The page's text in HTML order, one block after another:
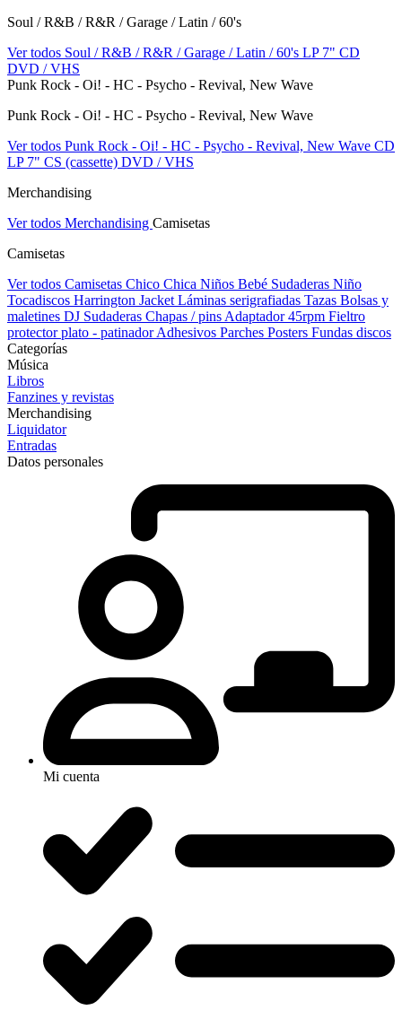
Soul / R&B / R&R / Garage / Latin / 60's
Ver todos Soul / R&B / R&R / Garage / Latin / 60's LP 7" CD
DVD / VHS
Punk Rock - Oi! - HC - Psycho - Revival, New Wave
Punk Rock - Oi! - HC - Psycho - Revival, New Wave
Ver todos Punk Rock - Oi! - HC - Psycho - Revival, New Wave CD
LP 7" CS (cassette) DVD / VHS
Merchandising
Ver todos Merchandising Camisetas
Camisetas
Ver todos Camisetas Chico Chica Niños Bebé Sudaderas Niño
Tocadiscos Harrington Jacket Láminas serigrafiadas Tazas Bolsas y
maletines DJ Sudaderas Chapas / pins Adaptador 45rpm Fieltro
protector plato - patinadorAdhesivos Parches Posters Fundas discos
Categorías
Música
Libros
Fanzines y revistas
Merchandising
Liquidator
Entradas
Datos personales
Mi cuenta